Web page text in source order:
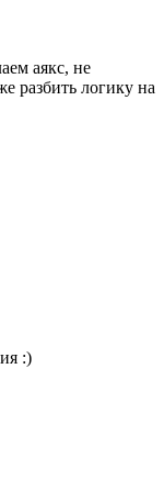
аякс, не
разбить логику на
:)